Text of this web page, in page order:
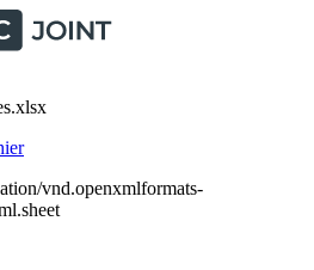
vnd.openxmlformats-